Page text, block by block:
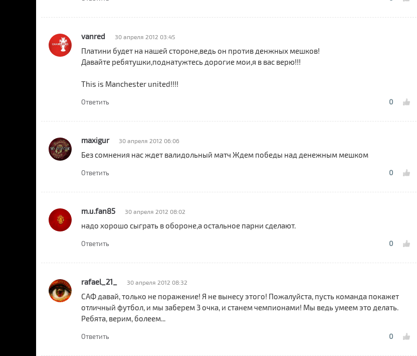
vanred 30 апреля 2012 03:45
Платини будет на нашей стороне,ведь он против денжных мешков!
Давайте ребятушки,поднатужтесь дорогие мои,я в вас верю!!!
This is Manchester united!!!!
Ответить 0
maxigur 30 апреля 2012 06:06
Без сомнения нас ждет валидольный матч Ждем победы над денежным мешком
Ответить 0
m.u.fan85 30 апреля 2012 08:02
надо хорошо сыграть в обороне,а остальное парни сделают.
Ответить 0
rafael_21_ 30 апреля 2012 08:32
САФ давай, только не поражение! Я не вынесу этого! Пожалуйста, пусть команда покажет
отличный футбол, и мы заберем 3 очка, и станем чемпионами! Мы ведь умеем это делать.
Ребята, верим, болеем...
Ответить 0